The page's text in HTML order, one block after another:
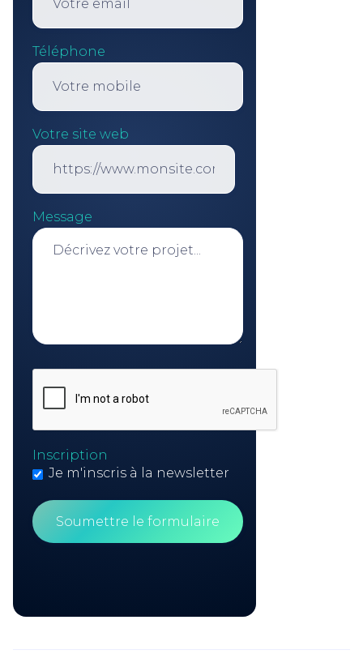
Téléphone
Votre site web
Message
Inscription
Je m'inscris à la newsletter